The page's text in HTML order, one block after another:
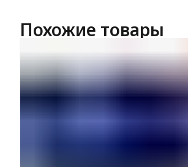
Похожие товары